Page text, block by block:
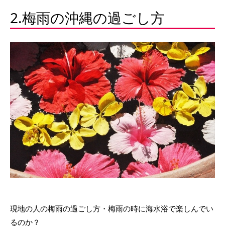
2.梅雨の沖縄の過ごし方
現地の人の梅雨の過ごし方・梅雨の時に海水浴で楽しんでい
るのか？